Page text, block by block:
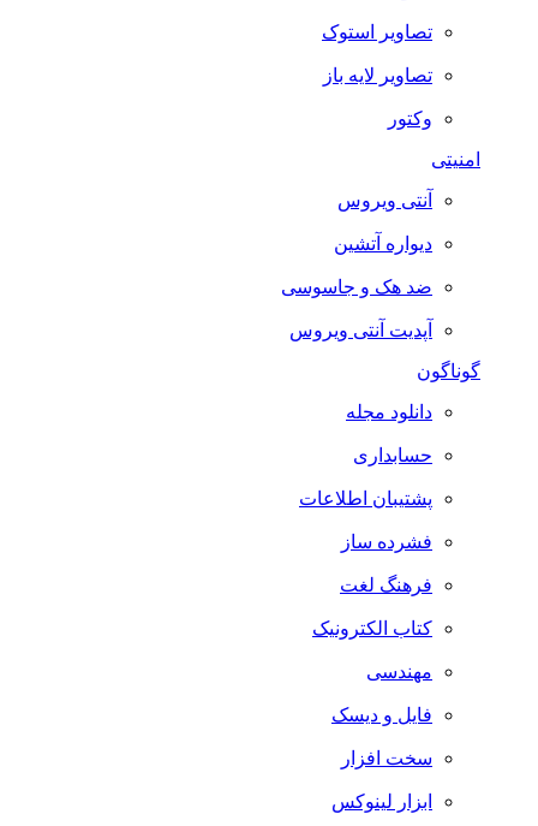
تصاویر استوک
تصاویر لایه باز
وکتور
امنیتی
آنتی ویروس
دیواره آتشین
ضد هک و جاسوسی
آپدیت آنتی ویروس
گوناگون
دانلود مجله
حسابداری
پشتیبان اطلاعات
فشرده ساز
فرهنگ لغت
کتاب الکترونیک
مهندسی
فایل و دیسک
سخت افزار
ابزار لینوکس